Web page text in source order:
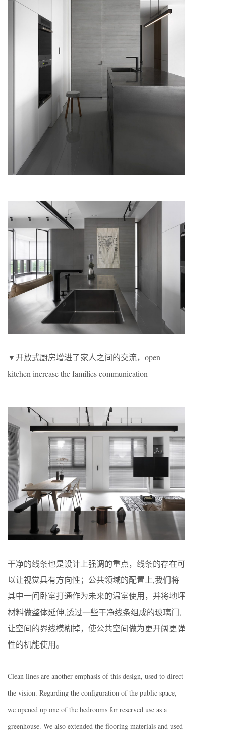
▼开放式厨房增进了家人之间的交流，open
kitchen increase the families communication
干净的线条也是设计上强调的重点，线条的存在可
以让视觉具有方向性；公共领域的配置上,我们将
其中一间卧室打通作为未来的温室使用，并将地坪
材料做整体延伸,透过一些干净线条组成的玻璃门,
让空间的界线模糊掉，使公共空间做为更开阔更弹
性的机能使用。
Clean lines are another emphasis of this design, used to direct
the vision. Regarding the configuration of the public space,
we opened up one of the bedrooms for reserved use as a
greenhouse. We also extended the flooring materials and used